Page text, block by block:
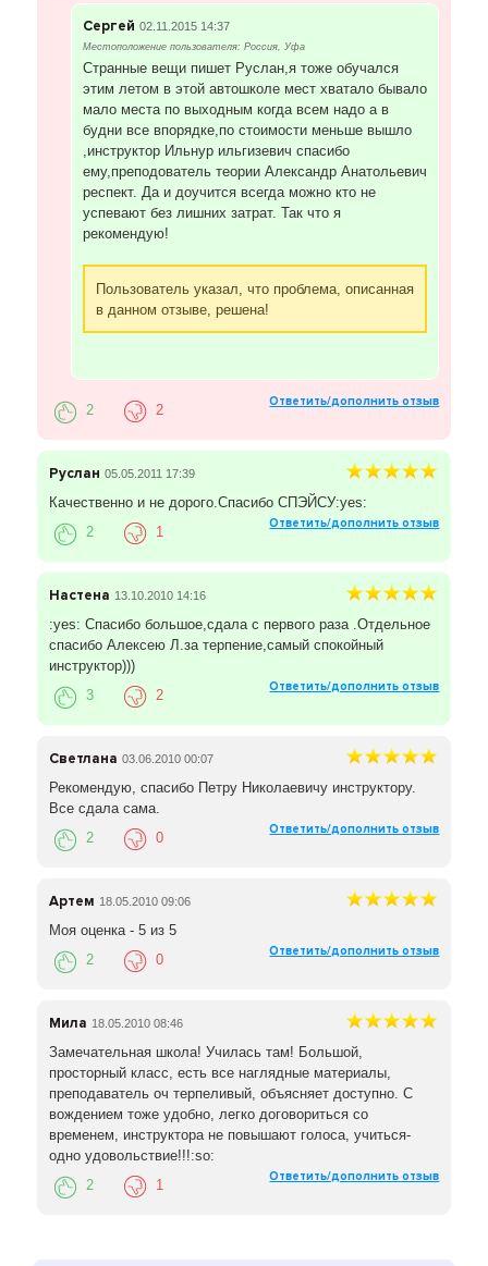
Сергей 02.11.2015 14:37
Местоположение пользователя: Россия, Уфа
Странные вещи пишет Руслан,я тоже обучался
этим летом в этой автошколе мест хватало бывало
мало места по выходным когда всем надо а в
будни все впорядке,по стоимости меньше вышло
,инструктор Ильнур ильгизевич спасибо
ему,преподователь теории Александр Анатольевич
респект. Да и доучится всегда можно кто не
успевают без лишних затрат. Так что я
рекомендую!
Пользователь указал, что проблема, описанная
в данном отзыве, решена!
Ответить/дополнить отзыв
2 2
Руслан 05.05.2011 17:39
Качественно и не дорого.Спасибо СПЭЙСУ:yes:
Ответить/дополнить отзыв
2 1
Настена 13.10.2010 14:16
:yes: Спасибо большое,сдала с первого раза .Отдельное
спасибо Алексею Л.за терпение,самый спокойный
инструктор)))
Ответить/дополнить отзыв
3 2
Светлана 03.06.2010 00:07
Рекомендую, спасибо Петру Николаевичу инструктору.
Все сдала сама.
Ответить/дополнить отзыв
2 0
Артем 18.05.2010 09:06
Моя оценка - 5 из 5
Ответить/дополнить отзыв
2 0
Мила 18.05.2010 08:46
Замечательная школа! Училась там! Большой,
просторный класс, есть все наглядные материалы,
преподаватель оч терпеливый, объясняет доступно. С
вождением тоже удобно, легко договориться со
временем, инструктора не повышают голоса, учиться-
одно удовольствие!!!:so:
Ответить/дополнить отзыв
2 1